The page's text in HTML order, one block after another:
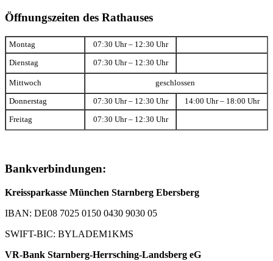
Öffnungszeiten des Rathauses
Montag 07:30 Uhr – 12:30 Uhr
Dienstag 07:30 Uhr – 12:30 Uhr
Mittwoch geschlossen
Donnerstag 07:30 Uhr – 12:30 Uhr 14:00 Uhr – 18:00 Uhr
Freitag 07:30 Uhr – 12:30 Uhr
Bankverbindungen:
Kreissparkasse München Starnberg Ebersberg
IBAN: DE08 7025 0150 0430 9030 05
SWIFT-BIC: BYLADEM1KMS
VR-Bank Starnberg-Herrsching-Landsberg eG